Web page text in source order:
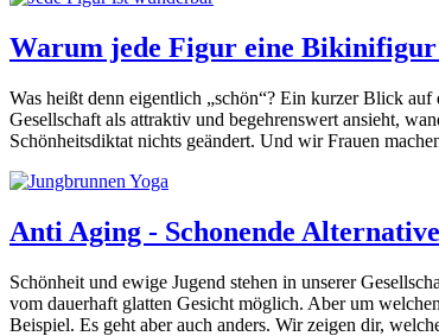
Warum jede Figur eine
Was heißt denn eigentlich „schön“? Ein kurzer Blick
Gesellschaft als attraktiv und begehrenswert ansieht,
Schönheitsdiktat nichts geändert. Und wir Frauen
Anti Aging - Schonende
Schönheit und ewige Jugend stehen in unserer
vom dauerhaft glatten Gesicht möglich. Aber um
Beispiel. Es geht aber auch anders. Wir zeigen dir,